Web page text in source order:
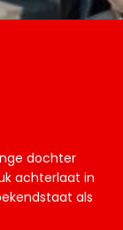
dochter
achterlaat in
als